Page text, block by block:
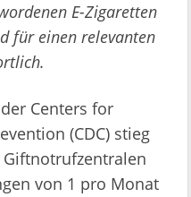
E-Zigaretten
für einen relevanten
Centers for
(CDC) stieg
von 1 pro Monat